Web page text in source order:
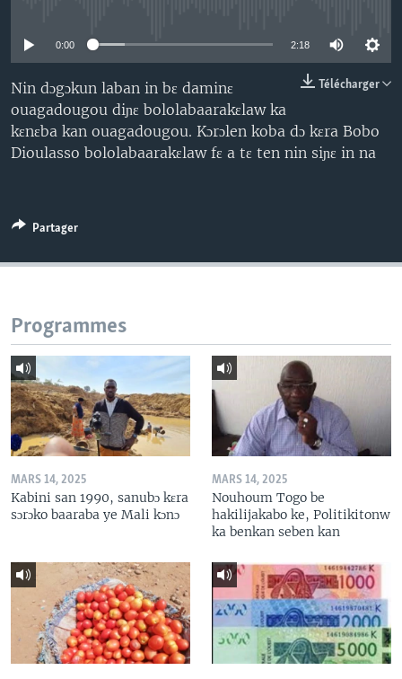
0:00 2:18
Télécharger
Nin dɔgɔkun laban in bɛ daminɛ
ouagadougou diɲɛ bololabaarakɛlaw ka
kɛnɛba kan ouagadougou. Kɔrɔlen koba dɔ kɛra Bobo
Dioulasso bololabaarakɛlaw fɛ a tɛ ten nin siɲɛ in na
Partager
Programmes
MARS 14, 2025
Kabini san 1990, sanubɔ kɛra
sɔrɔko baaraba ye Mali kɔnɔ
MARS 14, 2025
Nouhoum Togo be
hakilijakabo ke, Politikitonw
ka benkan seben kan